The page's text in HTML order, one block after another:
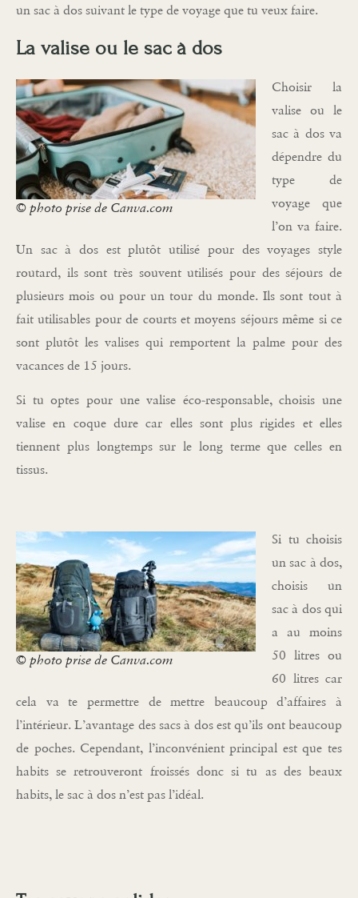
un sac à dos suivant le type de voyage que tu veux faire.
La valise ou le sac à dos
© photo prise de Canva.com
Choisir la
valise ou le
sac à dos va
dépendre du
type de
voyage que
l’on va faire.
Un sac à dos est plutôt utilisé pour des voyages style
routard, ils sont très souvent utilisés pour des séjours de
plusieurs mois ou pour un tour du monde. Ils sont tout à
fait utilisables pour de courts et moyens séjours même si ce
sont plutôt les valises qui remportent la palme pour des
vacances de 15 jours.
Si tu optes pour une valise éco-responsable, choisis une
valise en coque dure car elles sont plus rigides et elles
tiennent plus longtemps sur le long terme que celles en
tissus.
© photo prise de Canva.com
Si tu choisis
un sac à dos,
choisis un
sac à dos qui
a au moins
50 litres ou
60 litres car
cela va te permettre de mettre beaucoup d’affaires à
l’intérieur. L’avantage des sacs à dos est qu’ils ont beaucoup
de poches. Cependant, l’inconvénient principal est que tes
habits se retrouveront froissés donc si tu as des beaux
habits, le sac à dos n’est pas l’idéal.